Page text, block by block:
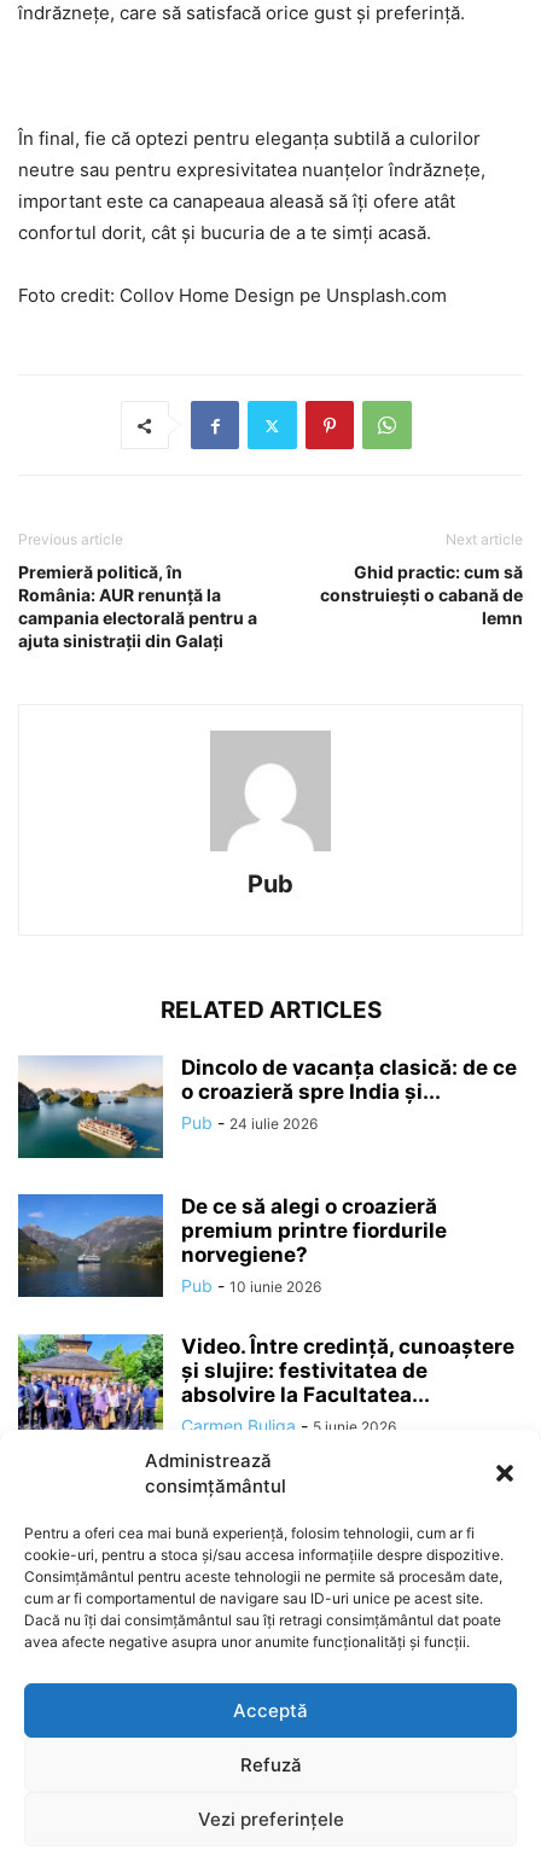
Administrează
consimțământul
Pentru a oferi cea mai bună experiență, folosim tehnologii, cum ar fi
cookie-uri, pentru a stoca și/sau accesa informațiile despre dispozitive.
Consimțământul pentru aceste tehnologii ne permite să procesăm date,
cum ar fi comportamentul de navigare sau ID-uri unice pe acest site.
Dacă nu îți dai consimțământul sau îți retragi consimțământul dat poate
avea afecte negative asupra unor anumite funcționalități și funcții.
Acceptă
Refuză
Vezi preferințele
îndrăznețe, care să satisfacă orice gust și preferință.
În final, fie că optezi pentru eleganța subtilă a culorilor
neutre sau pentru expresivitatea nuanțelor îndrăznețe,
important este ca canapeaua aleasă să îți ofere atât
confortul dorit, cât și bucuria de a te simți acasă.
Foto credit: Collov Home Design pe Unsplash.com
Previous article
Premieră politică, în
România: AUR renunță la
campania electorală pentru a
ajuta sinistrații din Galați
Next article
Ghid practic: cum să
construiești o cabană de
lemn
Pub
RELATED ARTICLES
Dincolo de vacanța clasică: de ce
o croazieră spre India și...
Pub - 24 iulie 2026
De ce să alegi o croazieră
premium printre fiordurile
norvegiene?
Pub - 10 iunie 2026
Video. Între credință, cunoaștere
și slujire: festivitatea de
absolvire la Facultatea...
Carmen Buliga - 5 iunie 2026